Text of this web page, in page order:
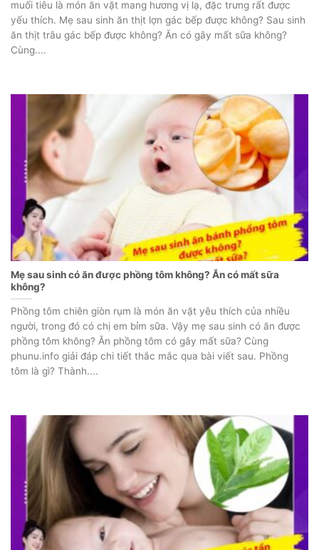
muối tiêu là món ăn vặt mang hương vị lạ, đặc trưng rất được
yếu thích. Mẹ sau sinh ăn thịt lợn gác bếp được không? Sau sinh
ăn thịt trâu gác bếp được không? Ăn có gây mất sữa không?
Cùng....
Mẹ sau sinh có ăn được phồng tôm không? Ăn có mất sữa
không?
Phồng tôm chiên giòn rụm là món ăn vặt yêu thích của nhiều
người, trong đó có chị em bỉm sữa. Vậy mẹ sau sinh có ăn được
phồng tôm không? Ăn phồng tôm có gây mất sữa? Cùng
phunu.info giải đáp chi tiết thắc mắc qua bài viết sau. Phồng
tôm là gì? Thành....